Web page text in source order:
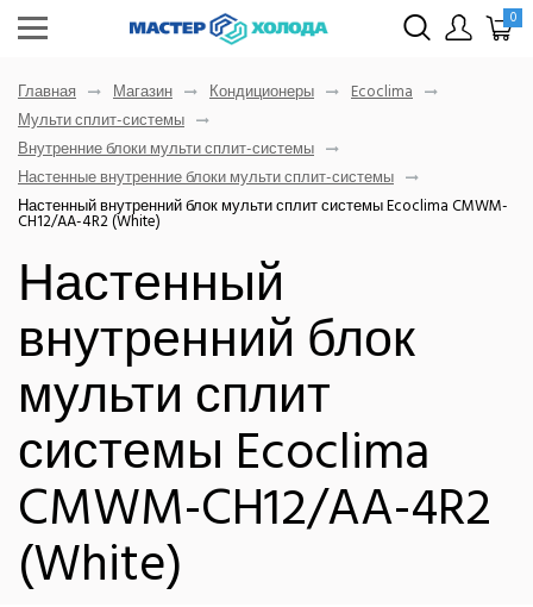
0
Главная Магазин Кондиционеры
Ecoclima
Мульти сплит-системы
Внутренние блоки мульти сплит-системы
Настенные внутренние блоки мульти сплит-системы
Настенный внутренний блок мульти сплит системы Ecoclima CMWM-
CH12/AA-4R2 (White)
Настенный
внутренний блок
мульти сплит
системы Ecoclima
CMWM-CH12/AA-4R2
(White)